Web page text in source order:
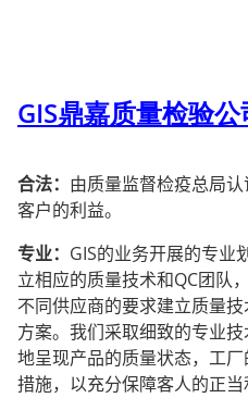
GIS鼎嘉质量检验
合法： 由质量监督检疫总局
客户的利益。
专业： GIS的业务开展的专业
立相应的质量技术和QC团队
不同供应商的要求建立质量
方案。我们采取细致的专业
地呈现产品的质量状态，工
措施，以充分保障客人的正当